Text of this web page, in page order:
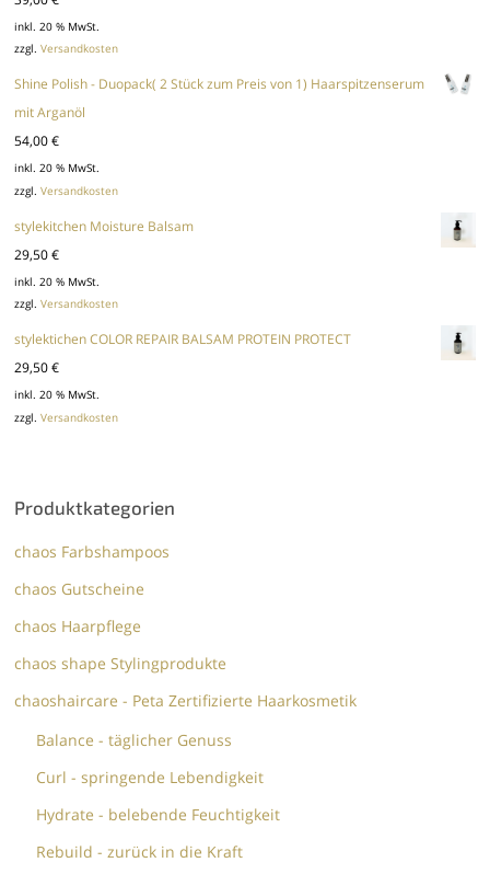
inkl. 20 % MwSt.
zzgl.Versandkosten
Shine Polish - Duopack( 2 Stück zum Preis von 1) Haarspitzenserum
mit Arganöl
54,00€
inkl. 20 % MwSt.
zzgl.Versandkosten
stylekitchen Moisture Balsam
29,50€
inkl. 20 % MwSt.
zzgl.Versandkosten
stylektichen COLOR REPAIR BALSAM PROTEIN PROTECT
29,50€
inkl. 20 % MwSt.
zzgl.Versandkosten
Produktkategorien
chaos Farbshampoos
chaos Gutscheine
chaos Haarpflege
chaos shape Stylingprodukte
chaoshaircare - Peta Zertifizierte Haarkosmetik
Balance - täglicher Genuss
Curl - springende Lebendigkeit
Hydrate - belebende Feuchtigkeit
Rebuild - zurück in die Kraft